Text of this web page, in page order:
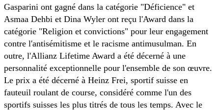
Gasparini ont gagné dans la catégorie "Déficience" et
Asmaa Dehbi et Dina Wyler ont reçu l'Award dans la
catégorie "Religion et convictions" pour leur engagement
contre l'antisémitisme et le racisme antimusulman. En
outre, l'Allianz Lifetime Award a été décerné à une
personnalité exceptionnelle pour l'ensemble de son œuvre.
Le prix a été décerné à Heinz Frei, sportif suisse en
fauteuil roulant de course, considéré comme l'un des
sportifs suisses les plus titrés de tous les temps. Avec le